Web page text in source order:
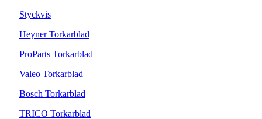
Styckvis
Heyner Torkarblad
ProParts Torkarblad
Valeo Torkarblad
Bosch Torkarblad
TRICO Torkarblad